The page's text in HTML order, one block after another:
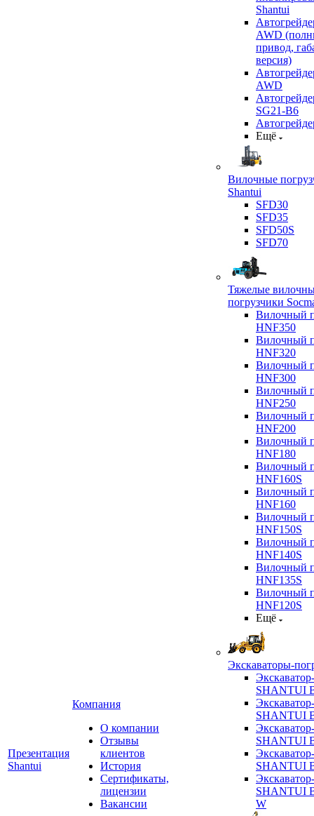
Презентация
Shantui
Компания
О компании
Отзывы
клиентов
История
Сертификаты,
лицензии
Вакансии
Shantui
AWD
привод,
версия)
AWD
SG21-B6
Ещё
Вилочные
Shantui
SFD30
SFD35
SFD50S
SFD70
Тяжелые
погрузчики
Вилочный
HNF350
Вилочный
HNF320
Вилочный
HNF300
Вилочный
HNF250
Вилочный
HNF200
Вилочный
HNF180
Вилочный
HNF160S
Вилочный
HNF160
Вилочный
HNF150S
Вилочный
HNF140S
Вилочный
HNF135S
Вилочный
HNF120S
Ещё
Экскаваторы-
SHANTUI
SHANTUI
SHANTUI
SHANTUI
SHANTUI
W